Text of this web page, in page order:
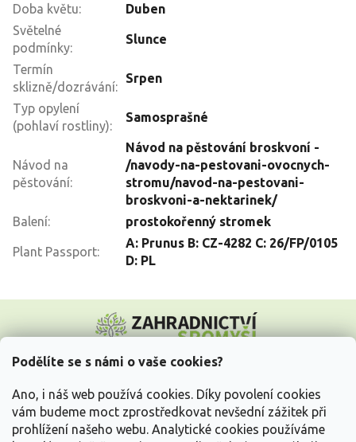
Podělíte se s námi o vaše cookies?
Ano, i náš web používá cookies. Díky povolení cookies
vám budeme moct zprostředkovat nevšední zážitek při
prohlížení našeho webu. Analytické cookies používáme
Doba květu:
Duben
Světelné
podmínky:
Slunce
Termín
sklizně/dozrávání:
Srpen
Typ opylení
(pohlaví rostliny):
Samosprašné
Návod na
pěstování:
Návod na pěstování broskvoní -
/navody-na-pestovani-ovocnych-
stromu/navod-na-pestovani-
broskvoni-a-nektarinek/
Balení: prostokořenný stromek
Plant Passport:
A: Prunus B: CZ-4282 C: 26/FP/0105
D: PL
p
Vše o nákupu
Informace pro Vás